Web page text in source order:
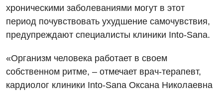
Вакансии
Мероприятия БПР
Диагностика
хроническими заболеваниями могут в этот
период почувствовать ухудшение самочувствия,
предупреждают специалисты клиники Into-Sana.
«Организм человека работает в своем
собственном ритме, – отмечает врач-терапевт,
кардиолог клиники Into-Sana Оксана Николаевна